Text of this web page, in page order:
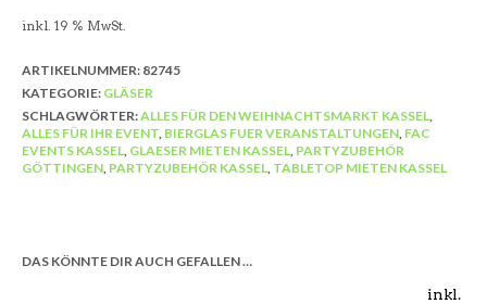
inkl. 19 % MwSt.
ARTIKELNUMMER: 82745
KATEGORIE: GLÄSER
SCHLAGWÖRTER:ALLES FÜR DEN WEIHNACHTSMARKT KASSEL,
ALLES FÜR IHR EVENT, BIERGLAS FUER VERANSTALTUNGEN, FAC
EVENTS KASSEL, GLAESER MIETEN KASSEL, PARTYZUBEHÖR
GÖTTINGEN, PARTYZUBEHÖR KASSEL, TABLETOP MIETEN KASSEL
DAS KÖNNTE DIR AUCH GEFALLEN …
inkl.